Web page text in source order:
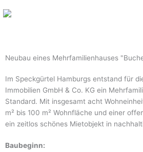
Inhalt
Neubau eines Mehrfamilienhauses
Im Speckgürtel Hamburgs entstand für
Immobilien GmbH & Co. KG ein
Standard. Mit insgesamt acht
m² bis 100 m² Wohnfläche und einer
ein zeitlos schönes Mietobjekt in
Baubeginn: